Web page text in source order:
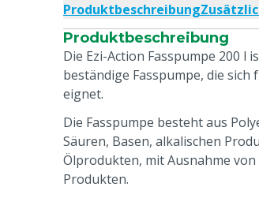
Produktbeschreibung
Produktbeschreibung
Die Ezi-Action Fasspumpe 200 l
beständige Fasspumpe, die
eignet.
Die Fasspumpe besteht aus
Säuren, Basen, alkalischen
Ölprodukten, mit Ausnahme
Produkten.